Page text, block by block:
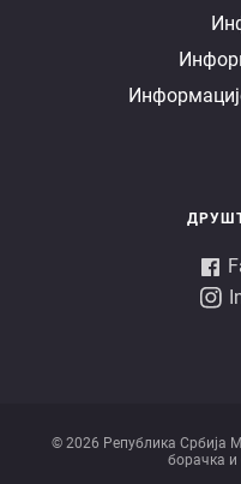
© 2026 Републикa Србијa
борачка и